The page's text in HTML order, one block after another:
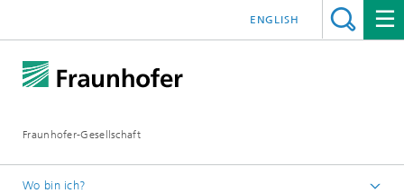
Fraunhofer-Gesellschaft
ENGLISH
Wo bin ich?